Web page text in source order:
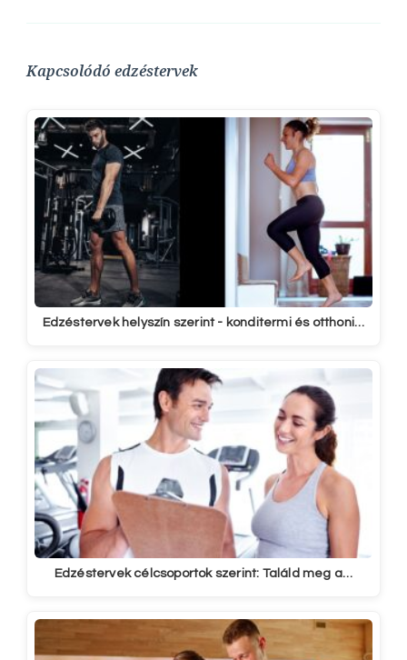
Kapcsolódó edzéstervek
Edzéstervek helyszín szerint - konditermi és otthoni…
Edzéstervek célcsoportok szerint: Találd meg a…